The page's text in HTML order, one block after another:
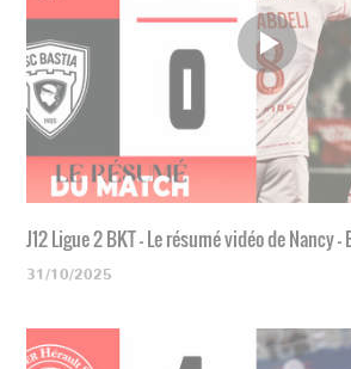
J12 Ligue 2 BKT - Le résumé vidéo de Nancy -
31/10/2025